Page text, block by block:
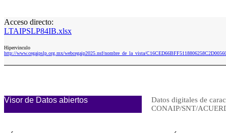
Acceso directo:
LTAIPSLP84IB.xlsx
Hipervinculo
http://www.cegaipslp.org.mx/webcegaip2025.nsf/nombre_de_la_vista/
Visor de Datos abiertos
Datos digitales de
CONAIP/SNT/